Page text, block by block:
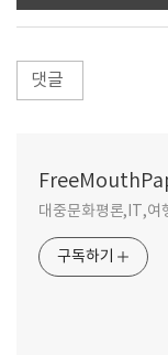
댓글
대중문화평론,IT,여
구독하기